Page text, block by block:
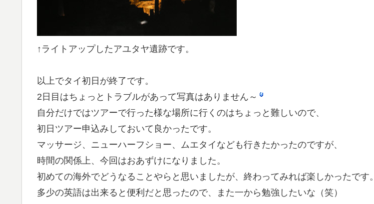
↑ライトアップしたアユタヤ遺跡です。
以上でタイ初日が終了です。
2日目はちょっとトラブルがあって写真はありません～
自分だけではツアーで行った様な場所に行くのはちょっと難しいので、
初日ツアー申込みしておいて良かったです。
マッサージ、ニューハーフショー、ムエタイなども行きたかったのですが、
時間の関係上、今回はおあずけになりました。
初めての海外でどうなることやらと思いましたが、終わってみれば楽しかったです。
多少の英語は出来ると便利だと思ったので、また一から勉強したいな（笑）